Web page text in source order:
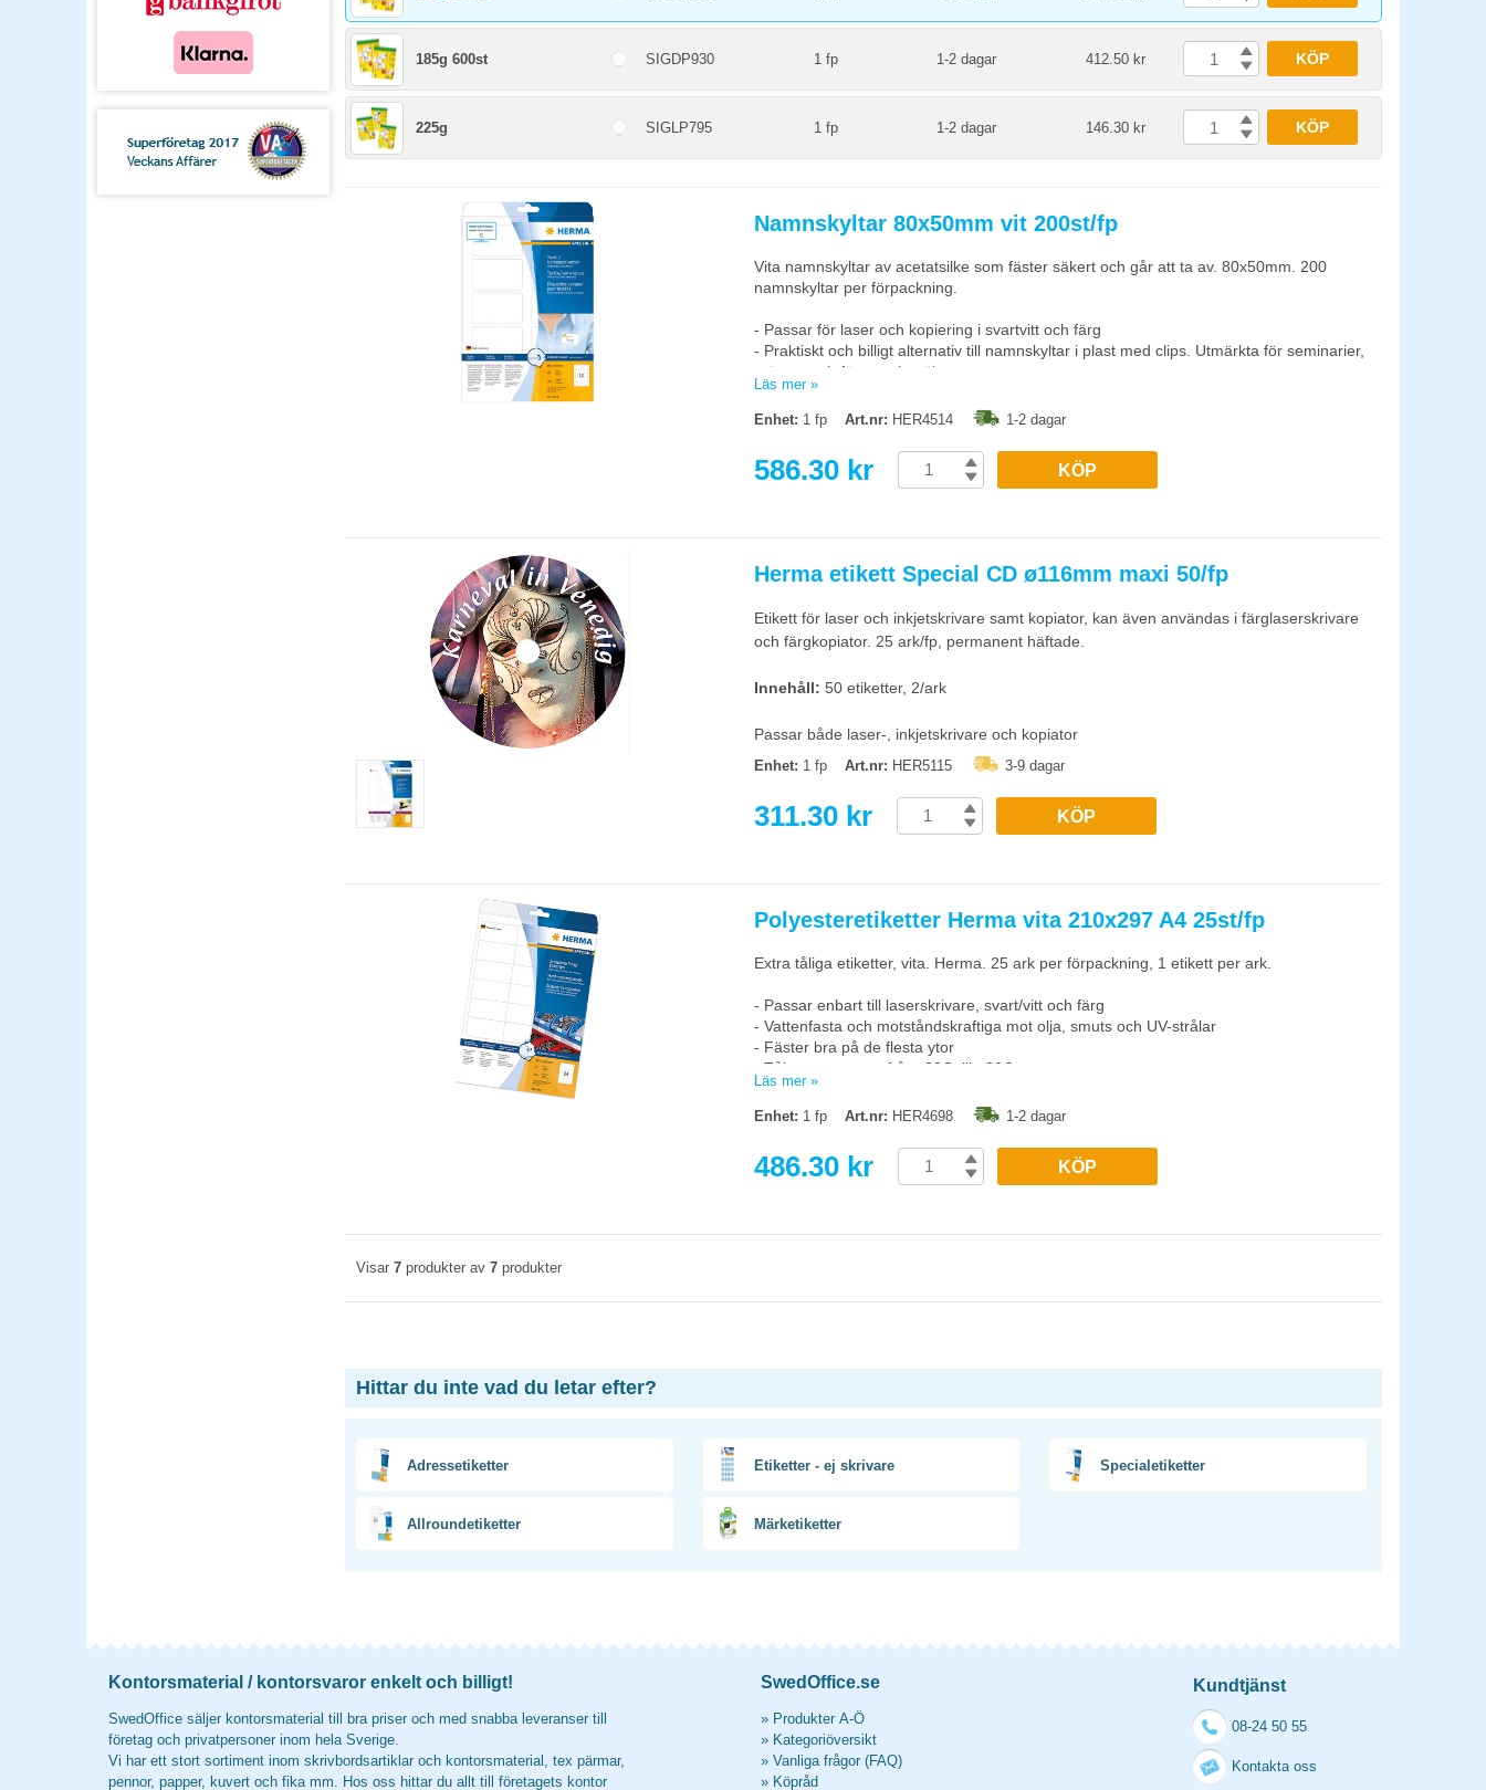
185g 600st SIGDP930 1 fp 1-2 dagar 412.50 kr KÖP
225g SIGLP795 1 fp 1-2 dagar 146.30 kr KÖP
Namnskyltar 80x50mm vit 200st/fp
Vita namnskyltar av acetatsilke som fäster säkert och går att ta av. 80x50mm. 200
namnskyltar per förpackning.
- Passar för laser och kopiering i svartvitt och färg
- Praktiskt och billigt alternativ till namnskyltar i plast med clips. Utmärkta för seminarier,
mässor och företagsbesök.
- Får inte fästas på läder, siden eller sammet.
Läs mer »
Enhet: 1 fp Art.nr: HER4514 1-2 dagar
586.30 kr KÖP
Herma etikett Special CD ø116mm maxi 50/fp
Etikett för laser och inkjetskrivare samt kopiator, kan även användas i färglaserskrivare
och färgkopiator. 25 ark/fp, permanent häftade.
Innehåll: 50 etiketter, 2/ark
Passar både laser-, inkjetskrivare och kopiator
Enhet: 1 fp Art.nr: HER5115 3-9 dagar
311.30 kr KÖP
Polyesteretiketter Herma vita 210x297 A4 25st/fp
Extra tåliga etiketter, vita. Herma. 25 ark per förpackning, 1 etikett per ark.
- Passar enbart till laserskrivare, svart/vitt och färg
- Vattenfasta och motståndskraftiga mot olja, smuts och UV-strålar
- Fäster bra på de flesta ytor
- Tål temperaturer från -20C till +80C
- Passar utmärkt för utomhusbruk eller miljöer som ställer höga krav på etikettens
hållbarhet
Läs mer »
Enhet: 1 fp Art.nr: HER4698 1-2 dagar
486.30 kr KÖP
Visar 7 produkter av 7 produkter
Hittar du inte vad du letar efter?
Adressetiketter
Allroundetiketter
Etiketter - ej skrivare
Märketiketter
Specialetiketter
Kontorsmaterial / kontorsvaror enkelt och billigt!
SwedOffice säljer kontorsmaterial till bra priser och med snabba leveranser till
företag och privatpersoner inom hela Sverige.
Vi har ett stort sortiment inom skrivbordsartiklar och kontorsmaterial, tex pärmar,
pennor, papper, kuvert och fika mm. Hos oss hittar du allt till företagets kontor
SwedOffice.se
» Produkter A-Ö
» Kategoriöversikt
» Vanliga frågor (FAQ)
» Köpråd
Kundtjänst
08-24 50 55
Kontakta oss